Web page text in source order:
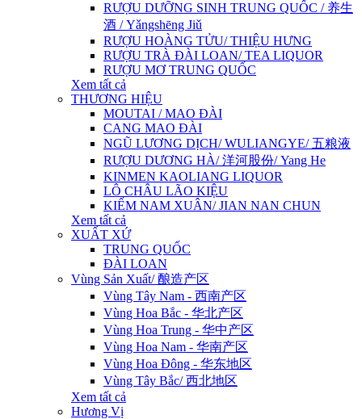
RƯỢU DƯỠNG SINH TRUNG QUỐC / 养生
酒 / Yǎngshēng Jiǔ
RƯỢU HOÀNG TỬU/ THIỆU HƯNG
RƯỢU TRÀ ĐÀI LOAN/ TEA LIQUOR
RƯỢU MƠ TRUNG QUỐC
Xem tất cả
THƯƠNG HIỆU
MOUTAI / MAO ĐÀI
CANG MAO ĐÀI
NGŨ LƯƠNG DỊCH/ WULIANGYE/ 五粮液
RƯỢU DƯƠNG HÀ/ 洋河股份/ Yang He
KINMEN KAOLIANG LIQUOR
LÔ CHÂU LÃO KIỆU
KIẾM NAM XUÂN/ JIAN NAN CHUN
Xem tất cả
XUẤT XỨ
TRUNG QUỐC
ĐÀI LOAN
Vùng Sản Xuất/ 酿造产区
Vùng Tây Nam - 西南产区
Vùng Hoa Bắc - 华北产区
Vùng Hoa Trung - 华中产区
Vùng Hoa Nam - 华南产区
Vùng Hoa Đông - 华东地区
Vùng Tây Bắc/ 西北地区
Xem tất cả
Hương Vị